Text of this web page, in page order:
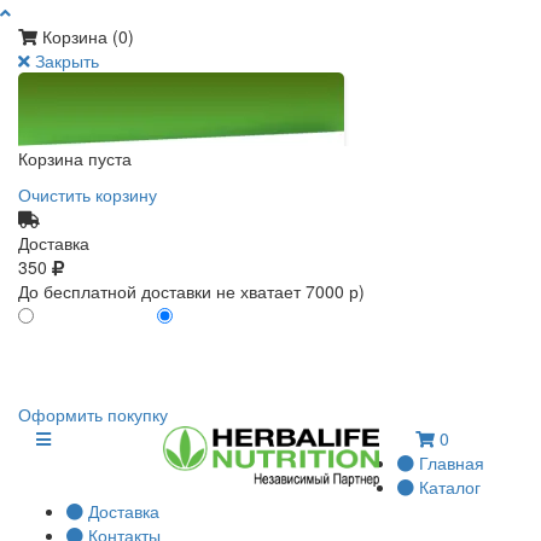
Корзина (0)
Закрыть
Корзина пуста
Очистить корзину
Доставка
350
До бесплатной доставки не хватает 7000 р)
Оформить покупку
0
Главная
Каталог
Доставка
Контакты